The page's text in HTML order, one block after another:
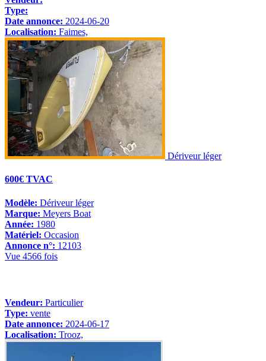
Type:
Date annonce: 2024-06-20
Localisation: Faimes,
Dériveur léger
600€ TVAC
Modèle: Dériveur léger
Marque: Meyers Boat
Année: 1980
Matériel: Occasion
Annonce n°: 12103
Vue 4566 fois
Vendeur: Particulier
Type: vente
Date annonce: 2024-06-17
Localisation: Trooz,